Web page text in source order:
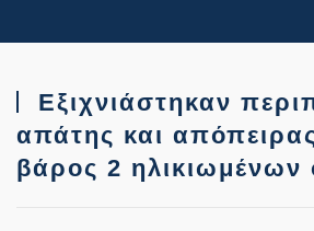
Εξιχνιάστηκαν
απάτης και
βάρος 2 ηλικιωμένων